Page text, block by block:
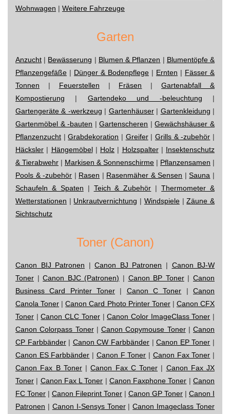
Wohnwagen | Weitere Fahrzeuge
Garten
Anzucht | Bewässerung | Blumen & Pflanzen | Blumentöpfe &
Pflanzengefäße | Dünger & Bodenpflege | Ernten | Fässer &
Tonnen | Feuerstellen | Fräsen |Gartenabfall &
Kompostierung | Gartendeko und -beleuchtung |
Gartengeräte & -werkzeug | Gartenhäuser| Gartenkleidung |
Gartenmöbel & -bauten |Gartenscheren |Gewächshäuser &
Pflanzenzucht |Grabdekoration | Greifer|Grills & -zubehör |
Häcksler | Hängemöbel| Holz | Holzspalter| Insektenschutz
& Tierabwehr | Markisen & Sonnenschirme | Pflanzensamen |
Pools & -zubehör | Rasen | Rasenmäher & Sensen |Sauna |
Schaufeln & Spaten | Teich & Zubehör |Thermometer &
Wetterstationen | Unkrautvernichtung | Windspiele|Zäune &
Sichtschutz
Toner (Canon)
Canon BIJ Patronen |Canon BJ Patronen | Canon BJ-W
Toner |Canon BJC (Patronen) | Canon BP Toner|Canon
Business Card Printer Toner | Canon C Toner |Canon
Canola Toner |Canon Card Photo Printer Toner| Canon CFX
Toner |Canon CLC Toner|Canon Color ImageClass Toner |
Canon Colorpass Toner| Canon Copymouse Toner| Canon
CP Farbbänder| Canon CW Farbbänder |Canon EP Toner |
Canon ES Farbbänder | Canon F Toner | Canon Fax Toner |
Canon Fax B Toner|Canon Fax C Toner | Canon Fax JX
Toner | Canon Fax L Toner | Canon Faxphone Toner |Canon
FC Toner | Canon Fileprint Toner | Canon GP Toner | Canon I
Patronen | Canon I-Sensys Toner|Canon Imageclass Toner